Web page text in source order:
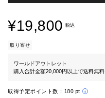
¥19,800 税込
取り寄せ
ワールドアウトレット
購入合計金額20,000円以上で送料無料
取得予定ポイント数： 180 pt